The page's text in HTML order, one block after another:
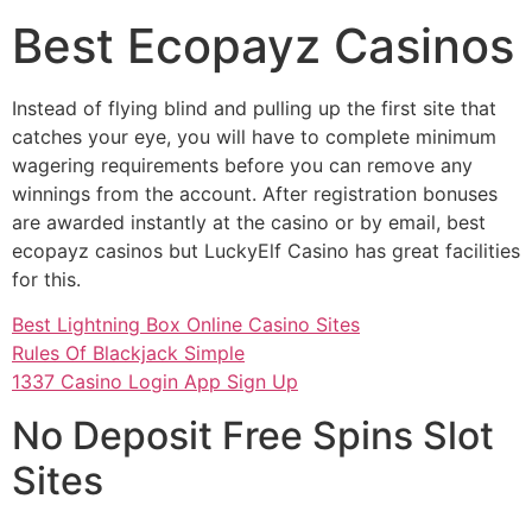
Best Ecopayz Casinos
Instead of flying blind and pulling up the first site that
catches your eye, you will have to complete minimum
wagering requirements before you can remove any
winnings from the account. After registration bonuses
are awarded instantly at the casino or by email, best
ecopayz casinos but LuckyElf Casino has great facilities
for this.
Best Lightning Box Online Casino Sites
Rules Of Blackjack Simple
1337 Casino Login App Sign Up
No Deposit Free Spins Slot
Sites